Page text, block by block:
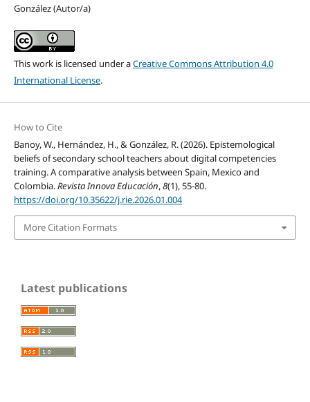
González (Autor/a)
This work is licensed under aCreative Commons Attribution 4.0
International License.
How to Cite
Banoy, W., Hernández, H., & González, R. (2026). Epistemological
beliefs of secondary school teachers about digital competencies
training. A comparative analysis between Spain, Mexico and
Colombia.Revista Innova Educación,8(1), 55-80.
https://doi.org/10.35622/j.rie.2026.01.004
More Citation Formats
Latest publications